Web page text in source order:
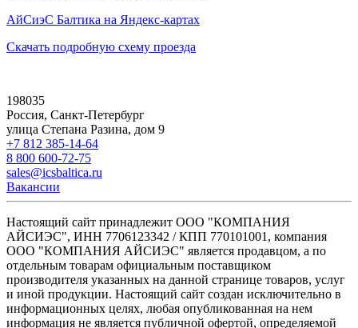
АйСиэС Балтика на Яндекс-картах
Скачать подробную схему проезда
198035
Россия, Санкт-Петербург
улица Степана Разина, дом 9
+7 812 385-14-64
8 800 600-72-75
sales@icsbaltica.ru
Вакансии
Настоящий сайт принадлежит ООО "КОМПАНИЯ
АЙСИЭС", ИНН 7706123342 / КПП 770101001, компания
ООО "КОМПАНИЯ АЙСИЭС" является продавцом, а по
отдельным товарам официальным поставщиком
производителя указанных на данной странице товаров, услуг
и иной продукции. Настоящий сайт создан исключительно в
информационных целях, любая опубликованная на нем
информация не является публичной офертой, определяемой